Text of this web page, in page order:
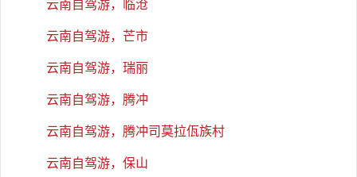
云南自驾游，临沧
云南自驾游，芒市
云南自驾游，瑞丽
云南自驾游，腾冲
云南自驾游，腾冲司莫拉佤族村
云南自驾游，保山